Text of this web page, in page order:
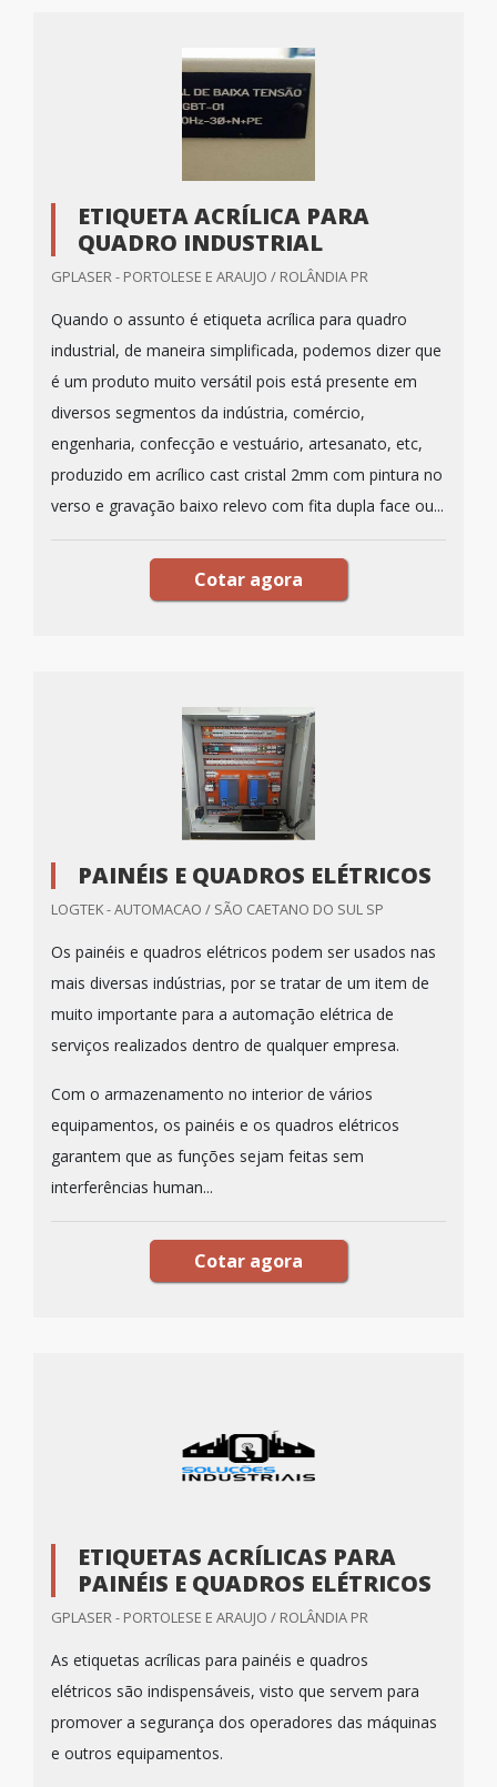
ETIQUETA ACRÍLICA PARA
QUADRO INDUSTRIAL
GPLASER - PORTOLESE E ARAUJO / ROLÂNDIA PR
Quando o assunto é etiqueta acrílica para quadro
industrial, de maneira simplificada, podemos dizer que
é um produto muito versátil pois está presente em
diversos segmentos da indústria, comércio,
engenharia, confecção e vestuário, artesanato, etc,
produzido em acrílico cast cristal 2mm com pintura no
verso e gravação baixo relevo com fita dupla face ou...
Cotar agora
PAINÉIS E QUADROS ELÉTRICOS
LOGTEK - AUTOMACAO / SÃO CAETANO DO SUL SP
Os painéis e quadros elétricos podem ser usados nas
mais diversas indústrias, por se tratar de um item de
muito importante para a automação elétrica de
serviços realizados dentro de qualquer empresa.
Com o armazenamento no interior de vários
equipamentos, os painéis e os quadros elétricos
garantem que as funções sejam feitas sem
interferências human...
Cotar agora
ETIQUETAS ACRÍLICAS PARA
PAINÉIS E QUADROS ELÉTRICOS
GPLASER - PORTOLESE E ARAUJO / ROLÂNDIA PR
As etiquetas acrílicas para painéis e quadros
elétricos são indispensáveis, visto que servem para
promover a segurança dos operadores das máquinas
e outros equipamentos.